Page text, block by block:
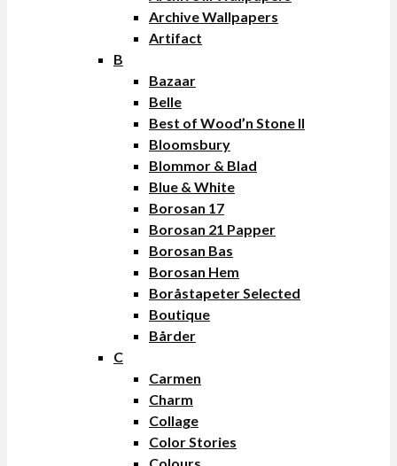
Archive Wallpapers
Artifact
B
Bazaar
Belle
Best of Wood’n Stone II
Bloomsbury
Blommor & Blad
Blue & White
Borosan 17
Borosan 21 Papper
Borosan Bas
Borosan Hem
Boråstapeter Selected
Boutique
Bårder
C
Carmen
Charm
Collage
Color Stories